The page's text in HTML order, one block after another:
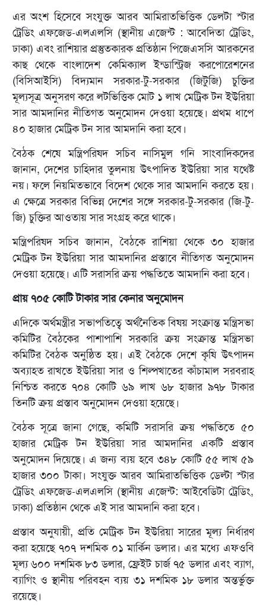
এর অংশ হিসেবে সংযুক্ত আরব আমিরাতভিত্তিক ডেলটা স্টার
ট্রেডিং এফজেড-এলএলসি (স্থানীয় এজেন্ট : আবেদিতা ট্রেডিং,
ঢাকা) এবং রাশিয়ার প্রস্তুতকারক প্রতিষ্ঠান পিজেএসসি আরকনের
কাছ থেকে বাংলাদেশ কেমিক্যাল ইন্ডাস্ট্রিজ করপোরেশনের
(বিসিআইসি) বিদ্যমান সরকার-টু-সরকার (জিটুজি) চুক্তির
মূল্যসূত্র অনুসরণ করে লটভিত্তিক মোট ১ লাখ মেট্রিক টন ইউরিয়া
সার আমদানির নীতিগত অনুমোদন দেওয়া হয়েছে। প্রথম ধাপে
৪০ হাজার মেট্রিক টন সার আমদানি করা হবে।
বৈঠক শেষে মন্ত্রিপরিষদ সচিব নাসিমুল গনি সাংবাদিকদের
জানান, দেশের চাহিদার তুলনায় উৎপাদিত ইউরিয়া সার যথেষ্ট
নয়। ফলে নিয়মিতভাবে বিদেশ থেকে সার আমদানি করতে হয়।
এ ক্ষেত্রে সরকার বিভিন্ন দেশের সঙ্গে সরকার-টু-সরকার (জি-টু-
জি) চুক্তির আওতায় সার সংগ্রহ করে থাকে।
মন্ত্রিপরিষদ সচিব জানান, বৈঠকে রাশিয়া থেকে ৩০ হাজার
মেট্রিক টন ইউরিয়া সার আমদানির প্রস্তাবে নীতিগত অনুমোদন
দেওয়া হয়েছে। এটি সরাসরি ক্রয় পদ্ধতিতে আমদানি করা হবে।
প্রায় ৭০৫ কোটি টাকার সার কেনার অনুমোদন
এদিকে অর্থমন্ত্রীর সভাপতিত্বে অর্থনৈতিক বিষয় সংক্রান্ত মন্ত্রিসভা
কমিটির বৈঠকের পাশাপাশি সরকারি ক্রয় সংক্রান্ত মন্ত্রিসভা
কমিটির বৈঠক অনুষ্ঠিত হয়। এই বৈঠকে দেশে কৃষি উৎপাদন
অব্যাহত রাখতে ইউরিয়া সার ও শিল্পখাতের কাঁচামাল সরবরাহ
নিশ্চিত করতে ৭০৪ কোটি ৬৯ লাখ ৬৮ হাজার ৯৭৮ টাকার
তিনটি ক্রয় প্রস্তাব অনুমোদন দেওয়া হয়েছে।
বৈঠক সূত্রে জানা গেছে, কমিটি সরাসরি ক্রয় পদ্ধতিতে ৫০
হাজার মেট্রিক টন ইউরিয়া সার আমদানির একটি প্রস্তাব
অনুমোদন দিয়েছে। এ জন্য ব্যয় হবে ৩৪৮ কোটি ৫৫ লাখ ৫৯
হাজার ৩০০ টাকা। সংযুক্ত আরব আমিরাতভিত্তিক ডেল্টা স্টার
ট্রেডিং এফজেড-এলএলসি (স্থানীয় এজেন্ট: আইবেডিটা ট্রেডিং,
ঢাকা) প্রতিষ্ঠান থেকে এই সার আমদানি করা হবে।
প্রস্তাব অনুযায়ী, প্রতি মেট্রিক টন ইউরিয়া সারের মূল্য নির্ধারণ
করা হয়েছে ৭০৭ দশমিক ০১ মার্কিন ডলার। এর মধ্যে এফওবি
মূল্য ৬০০ দশমিক ৮৩ ডলার, ফ্রেইট চার্জ ৭৫ ডলার এবং ব্যাগ,
ব্যাগিং ও স্থানীয় পরিবহন ব্যয় ৩১ দশমিক ১৮ ডলার অন্তর্ভুক্ত
রয়েছে।